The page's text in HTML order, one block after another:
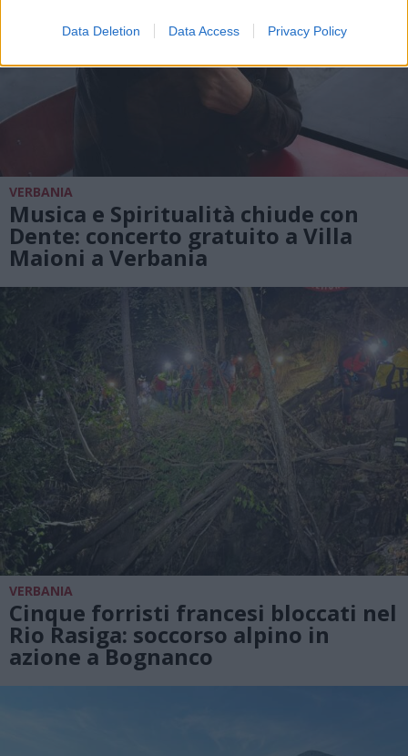
Data Deletion Data Access Privacy Policy
VERBANIA
Musica e Spiritualità chiude con
Dente: concerto gratuito a Villa
Maioni a Verbania
VERBANIA
Cinque forristi francesi bloccati nel
Rio Rasiga: soccorso alpino in
azione a Bognanco